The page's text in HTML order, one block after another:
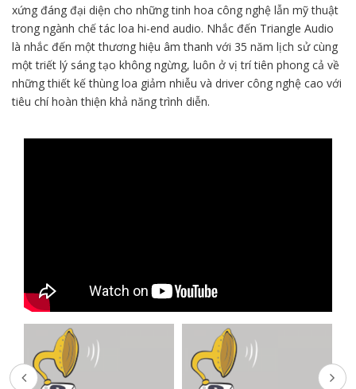
xứng đáng đại diện cho những tinh hoa công nghệ lẫn mỹ thuật
trong ngành chế tác loa hi-end audio. Nhắc đến Triangle Audio
là nhắc đến một thương hiệu âm thanh với 35 năm lịch sử cùng
một triết lý sáng tạo không ngừng, luôn ở vị trí tiên phong cả về
những thiết kế thùng loa giảm nhiễu và driver công nghệ cao với
tiêu chí hoàn thiện khả năng trình diễn.